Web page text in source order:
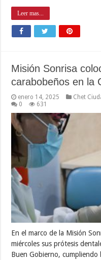
Leer mas...
Misión Sonrisa
carabobeños en la
enero 14, 2025 Chet
0
631
En el marco de la Misión
miércoles sus prótesis
Buen Gobierno, cumpliendo